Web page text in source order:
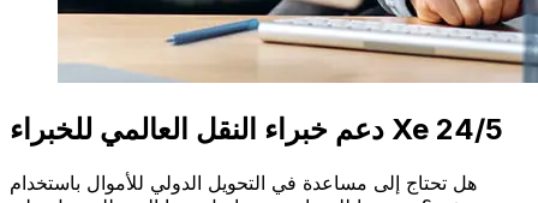
دعم خبراء النقل العالمي للخبراء Xe 24/5
هل تحتاج إلى مساعدة في التحويل الدولي للأموال باستخدام